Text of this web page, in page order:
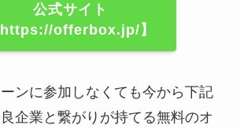
公式サイト
https://offerbox.jp/】
ンに参加しなくても今から下記
企業と繋がりが持てる無料のオ